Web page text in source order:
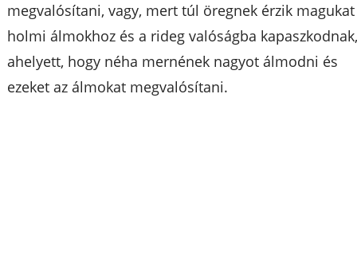
megvalósítani, vagy, mert túl öregnek érzik magukat
holmi álmokhoz és a rideg valóságba
ahelyett, hogy néha mernének nagyot álmodni és
ezeket az álmokat megvalósítani.